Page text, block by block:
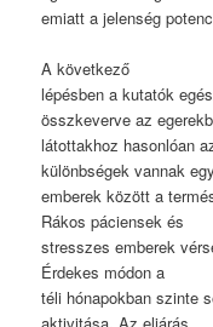
emiatt a jelenség
A következő
lépésben a kutatók
összkeverve az
látottakhoz hasonlóan
különbségek vannak
emberek között a
Rákos páciensek és
stresszes emberek
Érdekes módon a
téli hónapokban szinte